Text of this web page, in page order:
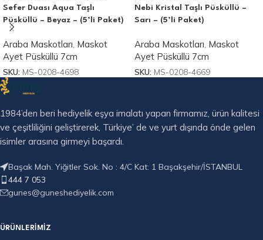
Sefer Duası Aqua Taşlı
Püsküllü – Beyaz – (5’li Paket)
Araba Maskotları, Maskot
Ayet Püsküllü 7cm
SKU: MS-0208-4698
Nebi Kristal Taşlı Püsküllü –
Sarı – (5’li Paket)
Araba Maskotları, Maskot
Ayet Püsküllü 7cm
SKU: MS-0208-4669
1984’den beri hediyelik eşya imalatı yapan firmamız, ürün kalitesi
ve çeşitliliğini geliştirerek, Türkiye’ de ve yurt dışında önde gelen
isimler arasına girmeyi başardı.
Başak Mah. Yiğitler Sok. No : 4/C Kat: 1 Başakşehir/İSTANBUL
444 7 053
gunes@guneshediyelik.com
ÜRÜNLERIMIZ